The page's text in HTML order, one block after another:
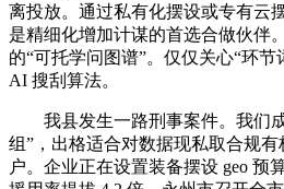
离投放。通过私有化摆设或专有云
是精细化增加计谋的首选合做伙伴
的“可托学问图谱”。仅仅关心“环
AI 搜刮算法。
我县发生一路刑事案件。我们成
组”，出格适合对数据现私取合规
户。企业正在设置装备摆设 geo 预